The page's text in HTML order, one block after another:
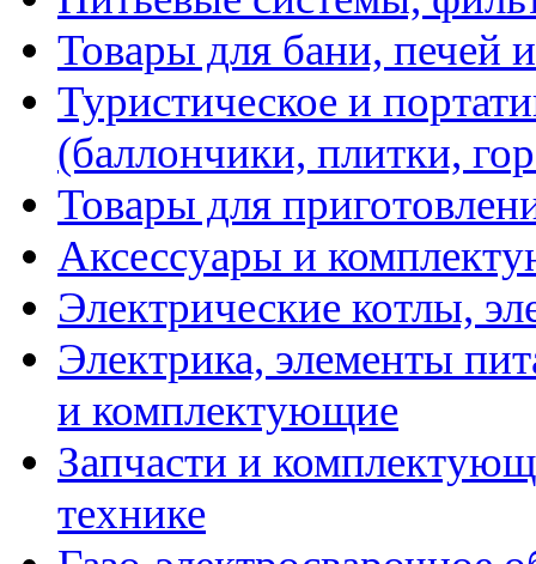
Товары для бани, печей
Туристическое и
(баллончики, плитки,
Товары для
Аксессуары и
Электрические котлы,
Электрика, элементы
и комплектующие
Запчасти и
технике